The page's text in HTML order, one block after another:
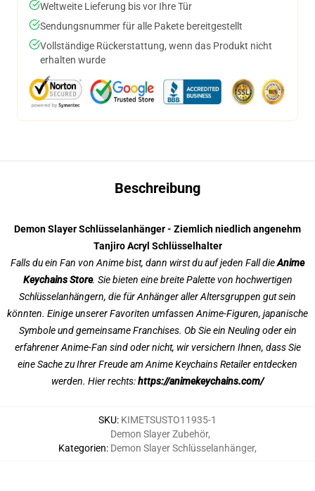
Weltweite Lieferung bis vor Ihre Tür
Sendungsnummer für alle Pakete bereitgestellt
Vollständige Rückerstattung, wenn das Produkt nicht
erhalten wurde
Beschreibung
Demon Slayer Schlüsselanhänger - Ziemlich niedlich angenehm
Tanjiro Acryl Schlüsselhalter
Falls du ein Fan von Anime bist, dann wirst du auf jeden Fall dieAnime
Keychains Store. Sie bieten eine breite Palette von hochwertigen
Schlüsselanhängern, die für Anhänger aller Altersgruppen gut sein
könnten. Einige unserer Favoriten umfassen Anime-Figuren, japanische
Symbole und gemeinsame Franchises. Ob Sie ein Neuling oder ein
erfahrener Anime-Fan sind oder nicht, wir versichern Ihnen, dass Sie
eine Sache zu Ihrer Freude am Anime Keychains Retailer entdecken
werden. Hier rechts:https://animekeychains.com/
SKU: KIMETSUSTO11935-1
Kategorien:
Demon Slayer Zubehör,
Demon Slayer Schlüsselanhänger,